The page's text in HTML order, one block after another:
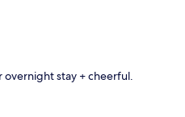
overnight stay + cheerful.